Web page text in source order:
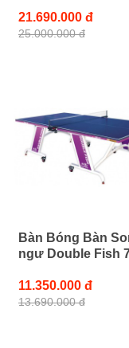
21.690.000 đ
25.000.000 đ
Bàn Bóng Bàn
ngư Double Fish
11.350.000 đ
13.690.000 đ